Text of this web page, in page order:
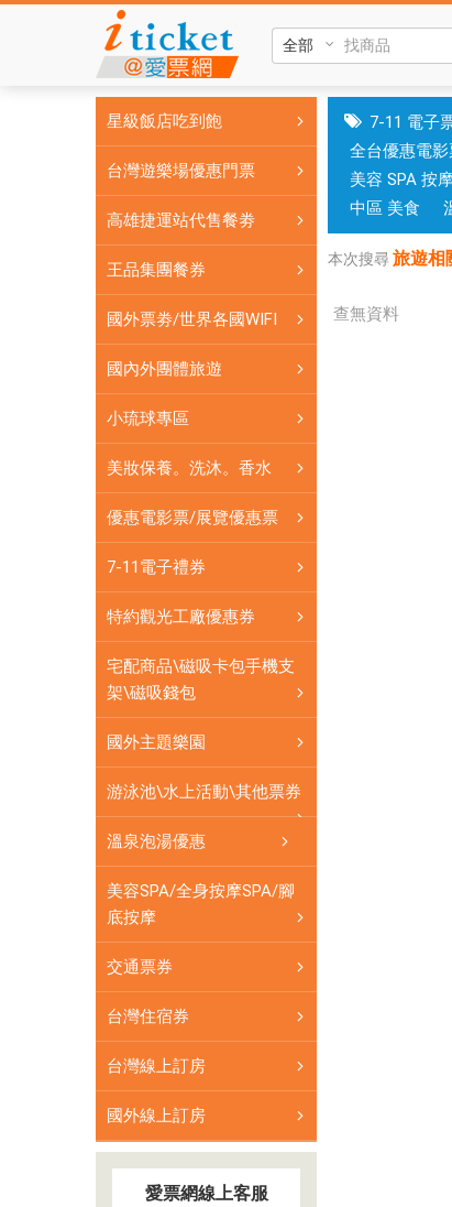
關
+行
李
箱
配
件|
售
式
餐
券
應
有
星級飯店吃到飽
台灣遊樂場優惠門票
高雄捷運站代售餐劵
王品集團餐券
國外票劵/世界各國WIFI
國內外團體旅遊
小琉球專區
美妝保養。洗沐。香水
優惠電影票/展覽優惠票
7-11電子禮券
特約觀光工廠優惠券
宅配商品\磁吸卡包手機支
架\磁吸錢包
國外主題樂園
游泳池\水上活動\其他票券
溫泉泡湯優惠
美容SPA/全身按摩SPA/腳
底按摩
交通票券
台灣住宿券
台灣線上訂房
國外線上訂房
愛票網線上客服
7-11 電子
全台優惠電
美容 SPA 按
中區 美食
本次搜尋 旅遊相
查無資料